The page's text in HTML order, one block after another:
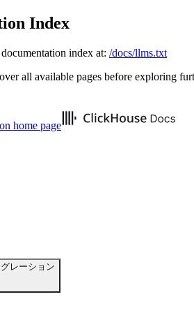
Index
index at: /docs/llms.txt
all available pages before exploring
home page
レーション